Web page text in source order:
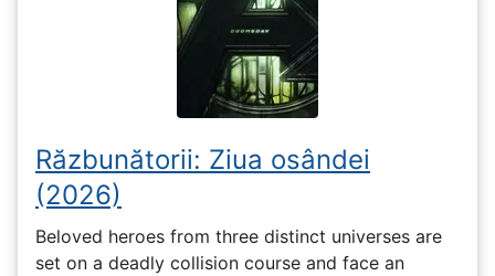
Răzbunătorii: Ziua osândei
(2026)
Beloved heroes from three distinct universes are
set on a deadly collision course and face an